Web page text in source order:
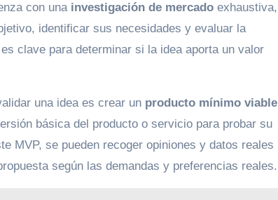
con una investigación de mercado exhaustiva,
identificar sus necesidades y evaluar la
clave para determinar si la idea aporta un valor
una idea es crear un producto mínimo viable
básica del producto o servicio para probar su
MVP, se pueden recoger opiniones y datos reales
según las demandas y preferencias reales.